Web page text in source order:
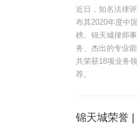
近日，知名法律
布其2020年度中
榜。锦天城律师
务、杰出的专业
共荣获18项业务
荐。
锦天城荣誉